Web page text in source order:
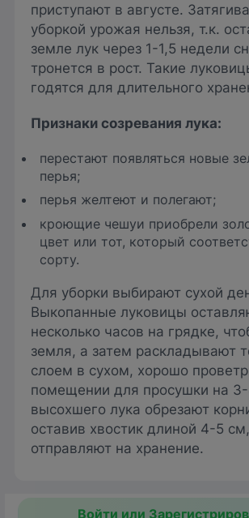
приступают в августе.
уборкой урожая нельзя, т.к.
земле лук через 1-1,5 недели
тронется в рост. Такие
годятся для длительного
Признаки созревания лука:
перестают появляться новые
перья;
перья желтеют и полегают;
кроющие чешуи приобрели
цвет или тот, который
сорту.
Для уборки выбирают сухой
Выкопанные луковицы
несколько часов на грядке,
земля, а затем раскладывают
слоем в сухом, хорошо
помещении для просушки на
высохшего лука обрезают
оставив хвостик длиной 4-5
отправляют на хранение.
Войти или